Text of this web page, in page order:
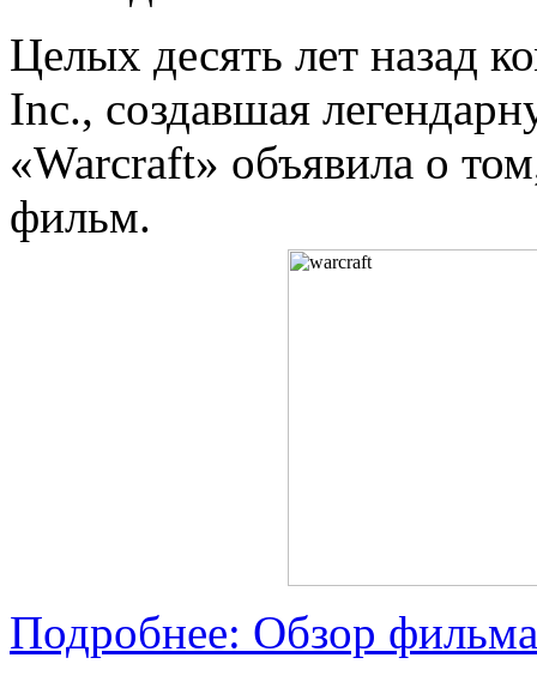
Целых десять лет назад
Inc., создавшая
«Warcraft» объявила о
фильм.
Подробнее: Обзор